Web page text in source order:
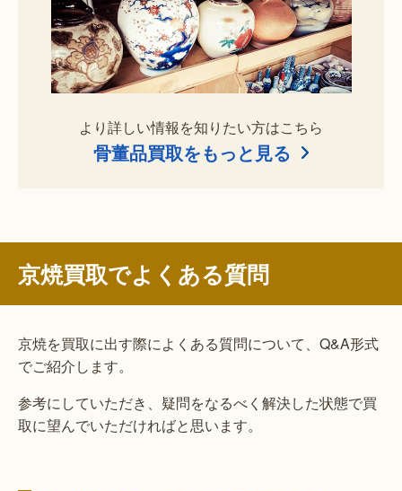
より詳しい情報を知りたい方はこちら
骨董品買取をもっと見る
京焼買取でよくある質問
京焼を買取に出す際によくある質問について、Q&A形式
でご紹介します。
参考にしていただき、疑問をなるべく解決した状態で買
取に望んでいただければと思います。